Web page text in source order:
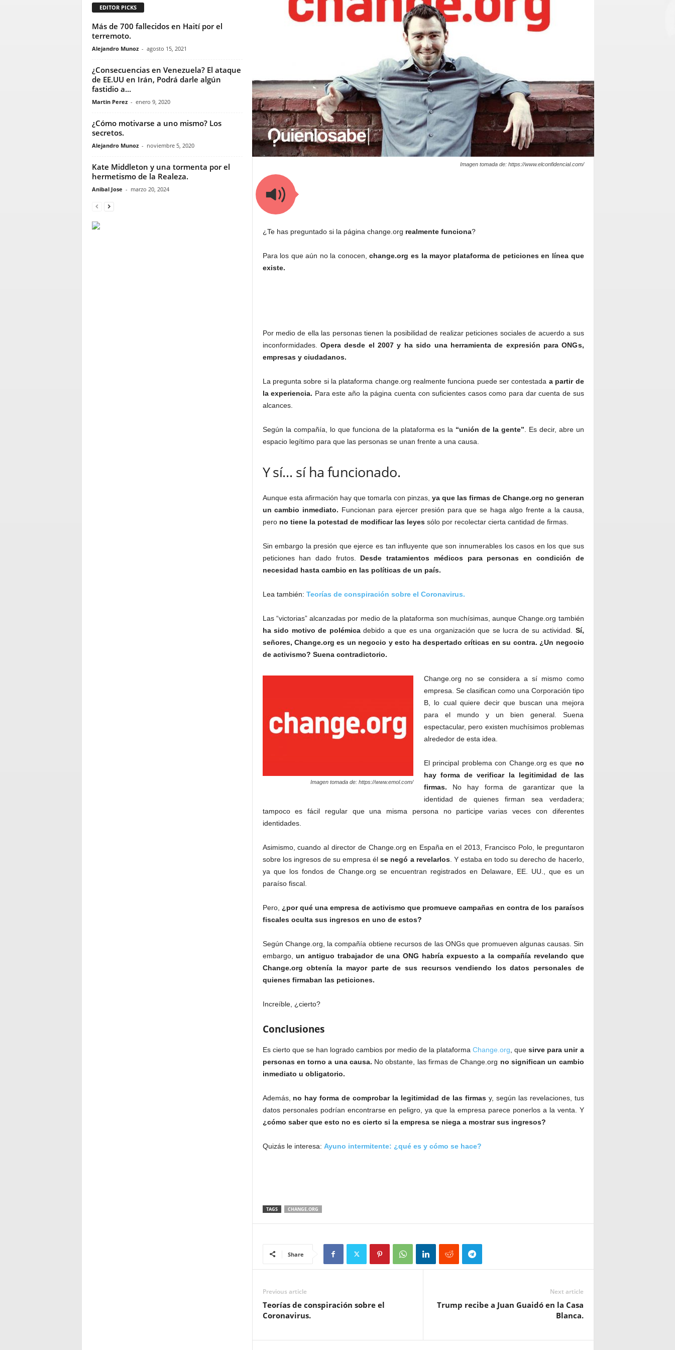
Imagen tomada de: https://www.elconfidencial.com/
¿Te has preguntado si la página change.org realmente funciona?
Para los que aún no la conocen,change.org es la mayor plataforma de peticiones en línea que
existe.
Por medio de ella las personas tienen la posibilidad de realizar peticiones sociales de acuerdo a sus
inconformidades.
Opera desde el 2007 y ha sido una herramienta de expresión para ONGs,
empresas y ciudadanos.
La pregunta sobre si la plataforma change.org realmente funciona puede ser contestada a partir de
la experiencia. Para este año la página cuenta con suficientes casos como para dar cuenta de sus
alcances.
Según la compañía, lo que funciona de la plataforma es la “unión de la gente” . Es decir, abre un
espacio legítimo para que las personas se unan frente a una causa.
Y sí… sí ha funcionado.
Aunque esta afirmación hay que tomarla con pinzas, ya que las firmas de Change.org no generan
un cambio inmediato. Funcionan para ejercer presión para que se haga algo frente a la causa,
pero no tiene la potestad de modificar las leyessólo por recolectar cierta cantidad de firmas.
Sin embargo la presión que ejerce es tan influyente que son innumerables los casos en los que sus
peticiones han dado frutos. Desde tratamientos médicos para personas en condición de
necesidad hasta cambio en las políticas de un país.
Lea también: Teorías de conspiración sobre el Coronavirus.
Las “victorias” alcanzadas por medio de la plataforma son muchísimas, aunque Change.org también
ha sido motivo de polémicadebido a que es una organización que se lucra de su actividad. Sí,
señores, Change.org es un negocio y esto ha despertado críticas en su contra. ¿Un negocio
de activismo? Suena contradictorio.
Imagen tomada de: https://www.emol.com/
Change.org no se considera a sí mismo como
empresa. Se clasifican como una Corporación tipo
B, lo cual quiere decir que buscan una mejora
para el mundo y un bien general. Suena
espectacular, pero existen muchísimos problemas
alrededor de esta idea.
El principal problema con Change.org es que no
hay forma de verificar la legitimidad de las
firmas. No hay forma de garantizar que la
identidad de quienes firman sea verdadera;
tampoco es fácil regular que una misma persona no participe varias veces con diferentes
identidades.
Asimismo, cuando al director de Change.org en España en el 2013, Francisco Polo, le preguntaron
sobre los ingresos de su empresa él se negó a revelarlos. Y estaba en todo su derecho de hacerlo,
ya que los fondos de Change.org se encuentran registrados en Delaware, EE. UU., que es un
paraíso fiscal.
Pero, ¿por qué una empresa de activismo que promueve campañas en contra de los paraísos
fiscales oculta sus ingresos en uno de estos?
Según Change.org, la compañía obtiene recursos de las ONGs que promueven algunas causas. Sin
embargo,un antiguo trabajador de una ONG habría expuesto a la compañía revelando que
Change.org obtenía la mayor parte de sus recursos vendiendo los datos personales de
quienes firmaban las peticiones.
Increíble, ¿cierto?
Conclusiones
Es cierto que se han logrado cambios por medio de la plataformaChange.org , quesirve para unir a
personas en torno a una causa. No obstante, las firmas de Change.org no significan un cambio
inmediato u obligatorio.
Además, no hay forma de comprobar la legitimidad de las firmasy, según las revelaciones, tus
datos personales podrían encontrarse en peligro, ya que la empresa parece ponerlos a la venta. Y
¿cómo saber que esto no es cierto si la empresa se niega a mostrar sus ingresos?
Quizás le interesa: Ayuno intermitente: ¿qué es y cómo se hace?
TAGS CHANGE.ORG
Share
Previous article
Teorías de conspiración sobre el
Coronavirus.
Next article
Trump recibe a Juan Guaidó en la Casa
Blanca.
EDITOR PICKS
Más de 700 fallecidos en Haití por el
terremoto.
Alejandro Munoz - agosto 15, 2021
¿Consecuencias en Venezuela? El ataque
de EE.UU en Irán, Podrá darle algún
fastidio a...
Martin Perez - enero 9, 2020
¿Cómo motivarse a uno mismo? Los
secretos.
Alejandro Munoz - noviembre 5, 2020
Kate Middleton y una tormenta por el
hermetismo de la Realeza.
Anibal Jose - marzo 20, 2024